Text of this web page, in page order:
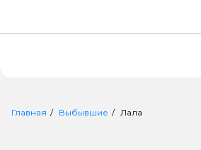
Главная Выбывшие Лала